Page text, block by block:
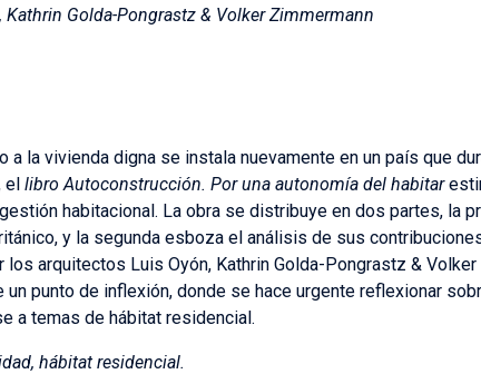
Kathrin Golda-Pongrastz & Volker Zimmermann
a la vivienda digna se instala nuevamente en un país que
el libro Autoconstrucción. Por una autonomía del habitar
habitacional. La obra se distribuye en dos partes, la
y la segunda esboza el análisis de sus
arquitectos Luis Oyón, Kathrin Golda-Pongrastz & Volker
un punto de inflexión, donde se hace urgente reflexionar
a temas de hábitat residencial.
hábitat residencial.